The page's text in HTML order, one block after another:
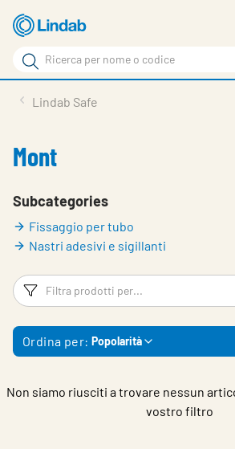
Log
visionare
Cerca
Cerca
Su Lindab
Su Tecnovent
Contatti
Log in
Scegliere la lingua
Lindab Safe
Mont
Subcategories
Fissaggio per tubo
Nastri adesivi e sigillanti
Filtri
Ordina per: Popolarità
Non siamo riusciti a trovare nessun
vostro filtro